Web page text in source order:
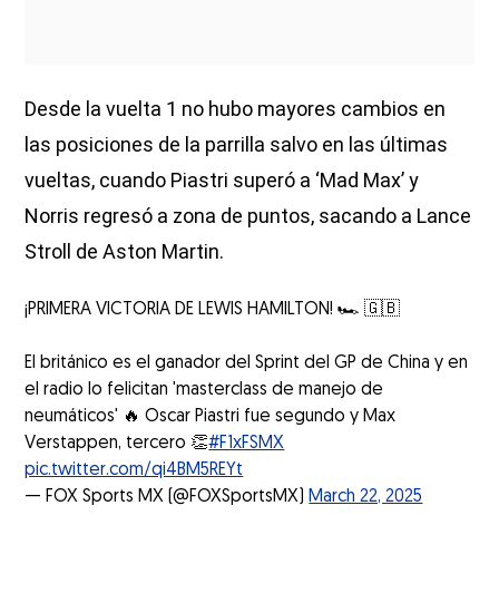
Desde la vuelta 1 no hubo mayores cambios en
las posiciones de la parrilla salvo en las últimas
vueltas, cuando Piastri superó a ‘Mad Max’ y
Norris regresó a zona de puntos, sacando a Lance
Stroll de Aston Martin.
¡PRIMERA VICTORIA DE LEWIS HAMILTON! 🏎️ 🇬🇧
El británico es el ganador del Sprint del GP de China y en
el radio lo felicitan 'masterclass de manejo de
neumáticos' 🔥 Oscar Piastri fue segundo y Max
Verstappen, tercero 👏#F1xFSMX
pic.twitter.com/qi4BM5REYt
— FOX Sports MX (@FOXSportsMX)March 22, 2025